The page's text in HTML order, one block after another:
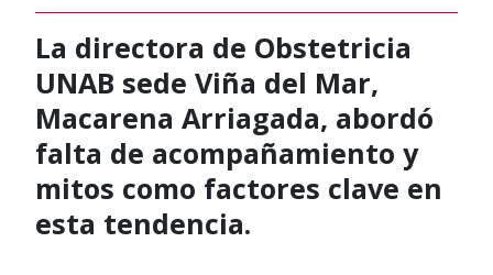
La directora de Obstetricia
UNAB sede Viña del Mar,
Macarena Arriagada, abordó
falta de acompañamiento y
mitos como factores clave en
esta tendencia.